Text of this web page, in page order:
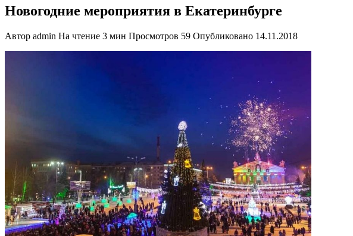
Новогодние мероприятия в Екатеринбурге
Автор admin На чтение 3 мин Просмотров 59 Опубликовано 14.11.2018